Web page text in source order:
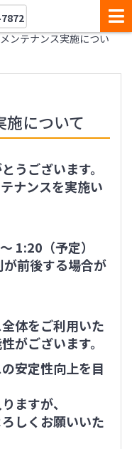
ンテナンス実施につい
施について
うございます。
ナンスを実施い
1:20（予定）
前後する場合が
体をご利用いた
がございます。
安定性向上を目
ますが、
しくお願いいた